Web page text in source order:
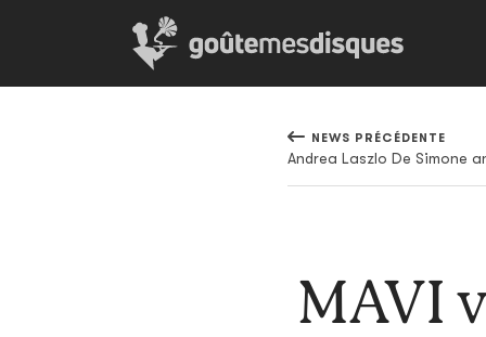
NEWS PRÉCÉDENTE
MAVI